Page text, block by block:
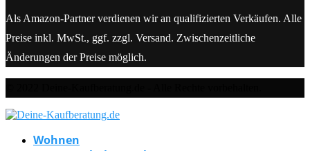
Als Amazon-Partner verdienen wir an qualifizierten Verkäufen. Alle
Preise inkl. MwSt., ggf. zzgl. Versand. Zwischenzeitliche
Änderungen der Preise möglich.
Wohnen